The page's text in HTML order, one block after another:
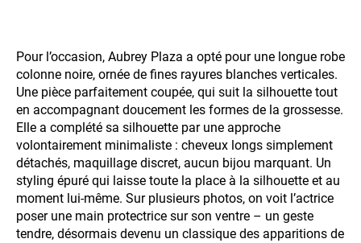
Pour l’occasion, Aubrey Plaza a opté pour une longue robe
colonne noire, ornée de fines rayures blanches verticales.
Une pièce parfaitement coupée, qui suit la silhouette tout
en accompagnant doucement les formes de la grossesse.
Elle a complété sa silhouette par une approche
volontairement minimaliste : cheveux longs simplement
détachés, maquillage discret, aucun bijou marquant. Un
styling épuré qui laisse toute la place à la silhouette et au
moment lui-même. Sur plusieurs photos, on voit l’actrice
poser une main protectrice sur son ventre – un geste
tendre, désormais devenu un classique des apparitions de